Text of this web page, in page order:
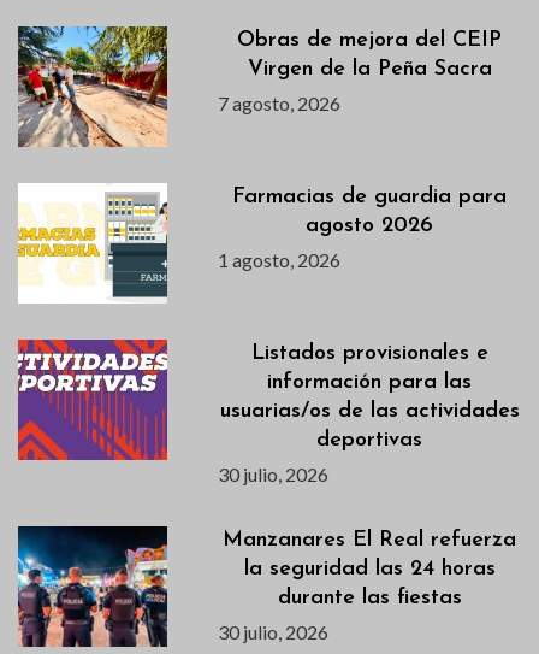
Obras de mejora del CEIP
Virgen de la Peña Sacra
7 agosto, 2026
Farmacias de guardia para
agosto 2026
1 agosto, 2026
Listados provisionales e
información para las
usuarias/os de las actividades
deportivas
30 julio, 2026
Manzanares El Real refuerza
la seguridad las 24 horas
durante las fiestas
30 julio, 2026